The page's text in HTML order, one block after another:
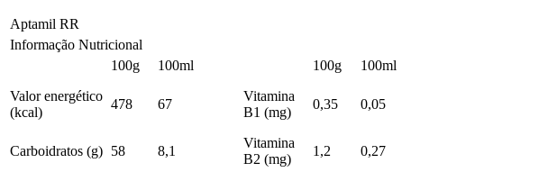
Aptamil RR
Informação Nutricional
100g
100ml 100g
100ml
Valor energético
(kcal)
478 67
Vitamina
B1 (mg)
0,35 0,05
Carboidratos (g) 58 8,1
Vitamina
B2 (mg)
1,2
0,27